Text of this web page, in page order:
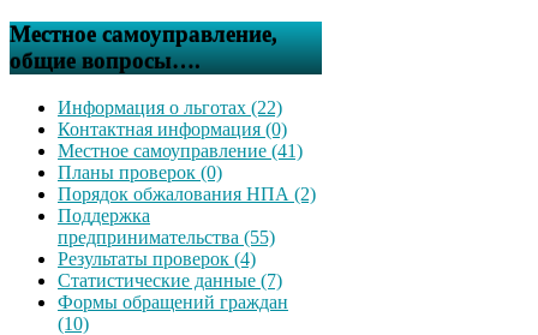
Местное самоуправление,
общие вопросы….
Информация о льготах (22)
Контактная информация (0)
Местное самоуправление (41)
Планы проверок (0)
Порядок обжалования НПА (2)
Поддержка
предпринимательства (55)
Результаты проверок (4)
Статистические данные (7)
Формы обращений граждан
(10)